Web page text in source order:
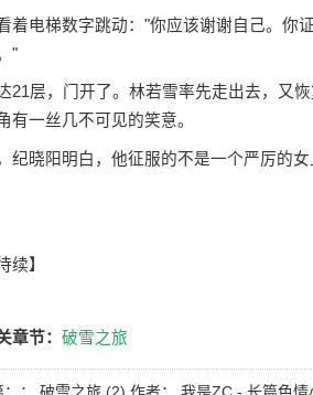
着电梯数字跳动："你应该谢谢自己。你
"
21层，门开了。林若雪率先走出去，又
有一丝几不可见的笑意。
纪晓阳明白，他征服的不是一个严厉的
续】
章节： 破雪之旅